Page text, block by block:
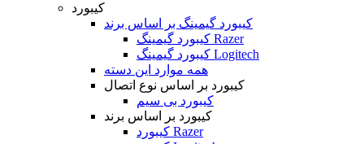
کیبورد
کیبورد گیمینگ بر اساس برند
کیبورد گیمینگ Razer
کیبورد گیمینگ Logitech
همه موارد این دسته
کیبورد بر اساس نوع اتصال
کیبورد بی سیم
کیبورد بر اساس برند
کیبورد Razer